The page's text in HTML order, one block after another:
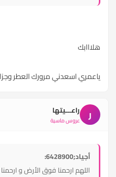
هلااابك
ياعمري اسعدني مرورك العطر
ر راعـــيتها
عروس ماسية
أجياد;6428900:
اللهم ارحمنا فوق الأرض و